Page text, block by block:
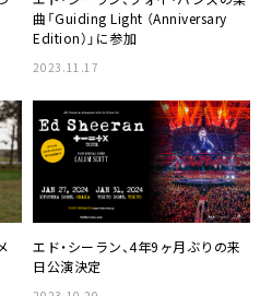
曲「Guiding Light （Anniversary
Edition）」に参加
2023.11.17
エド・シーラン、4年9ヶ月ぶりの来
日公演決定